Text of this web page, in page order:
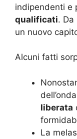
indipendenti e
qualificati.
un nuovo
Alcuni fatti
liberata
La